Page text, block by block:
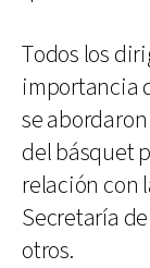
Todos los
importancia
se
del básquet
relación con
Secretaría
otros.